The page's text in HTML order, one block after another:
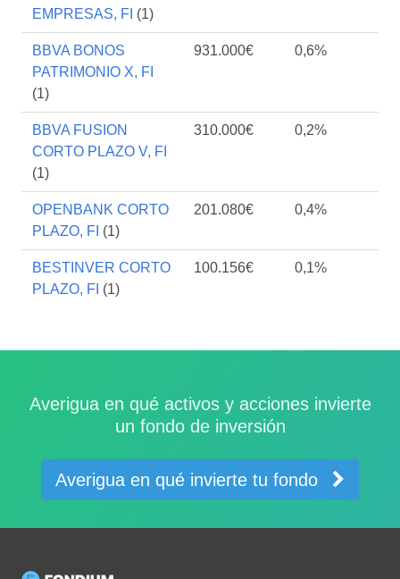
EMPRESAS, FI (1)
BBVA BONOS
PATRIMONIO X, FI
(1)
931.000€ 0,6%
BBVA FUSION
CORTO PLAZO V, FI
(1)
310.000€ 0,2%
OPENBANK CORTO
PLAZO, FI (1)
201.080€ 0,4%
BESTINVER CORTO
PLAZO, FI (1)
100.156€ 0,1%
Averigua en qué activos y acciones invierte
un fondo de inversión
Averigua en qué invierte tu fondo